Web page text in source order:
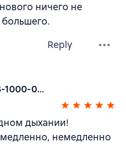
ничего не
Reply
android_7b5068aa-0193-1000-0000-000000000000
дыхании!
немедленно